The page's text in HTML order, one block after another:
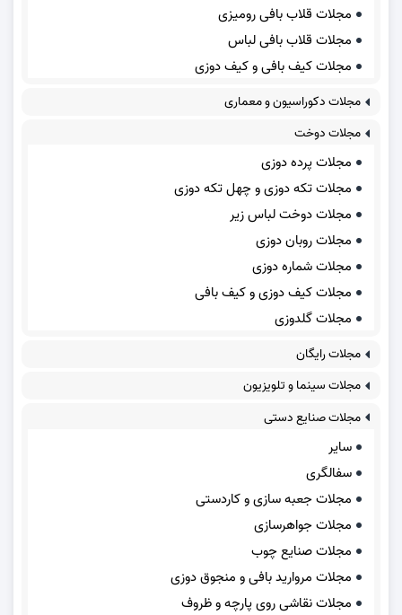
مجلات قلاب بافی رومیزی
مجلات قلاب بافی لباس
مجلات کیف بافی و کیف دوزی
مجلات دکوراسیون و معماری
مجلات دوخت
مجلات پرده دوزی
مجلات تکه دوزی و چهل تکه دوزی
مجلات دوخت لباس زیر
مجلات روبان دوزی
مجلات شماره دوزی
مجلات کیف دوزی و کیف بافی
مجلات گلدوزی
مجلات رایگان
مجلات سینما و تلویزیون
مجلات صنایع دستی
سایر
سفالگری
مجلات جعبه سازی و کاردستی
مجلات جواهرسازی
مجلات صنایع چوب
مجلات مروارید بافی و منجوق دوزی
مجلات نقاشی روی پارچه و ظروف